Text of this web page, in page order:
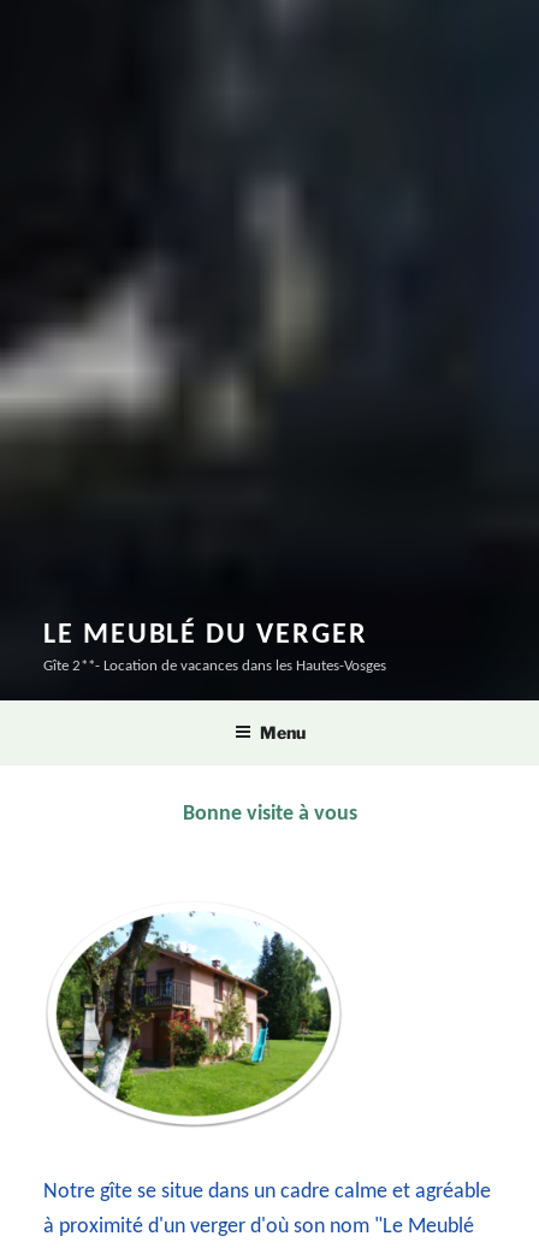
LE MEUBLÉ DU VERGER
Gîte 2**- Location de vacances dans les Hautes-Vosges
Menu
Bonne visite à vous
Notre gîte se situe dans un cadre calme et agréable
à proximité d'un verger d'où son nom "Le Meublé